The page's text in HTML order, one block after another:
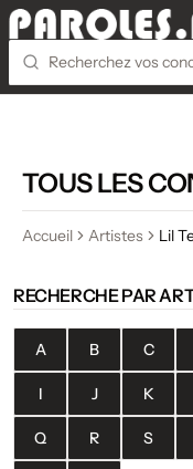
TOUS LES
Accueil Artistes Lil
RECHERCHE PAR
A B C
I J K
Q R S